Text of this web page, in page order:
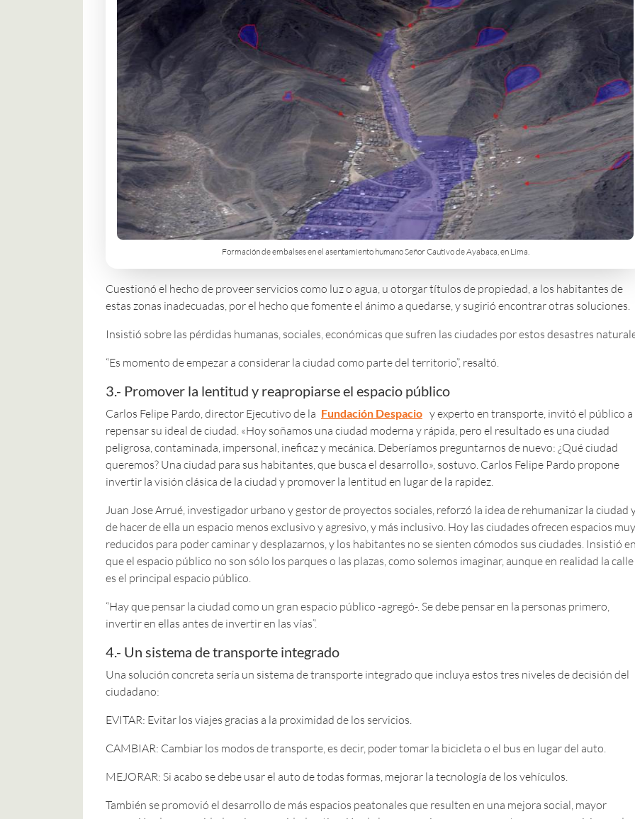
Formación de embalses en el asentamiento humano Señor Cautivo de Ayabaca, en Lima.
Cuestionó el hecho de proveer servicios como luz o agua, u otorgar títulos de propiedad, a los habitantes de
estas zonas inadecuadas, por el hecho que fomente el ánimo a quedarse, y sugirió encontrar otras soluciones.
Insistió sobre las pérdidas humanas, sociales, económicas que sufren las ciudades por estos desastres
“Es momento de empezar a considerar la ciudad como parte del territorio”, resaltó.
3.- Promover la lentitud y reapropiarse el espacio público
Carlos Felipe Pardo, director Ejecutivo de la Fundación Despacio y experto en transporte, invitó el público a
repensar su ideal de ciudad. «Hoy soñamos una ciudad moderna y rápida, pero el resultado es una ciudad
peligrosa, contaminada, impersonal, ineficaz y mecánica. Deberíamos preguntarnos de nuevo: ¿Qué ciudad
queremos? Una ciudad para sus habitantes, que busca el desarrollo», sostuvo. Carlos Felipe Pardo propone
invertir la visión clásica de la ciudad y promover la lentitud en lugar de la rapidez.
Juan Jose Arrué, investigador urbano y gestor de proyectos sociales, reforzó la idea de rehumanizar la ciudad
de hacer de ella un espacio menos exclusivo y agresivo, y más inclusivo. Hoy las ciudades ofrecen espacios muy
reducidos para poder caminar y desplazarnos, y los habitantes no se sienten cómodos sus ciudades. Insistió
que el espacio público no son sólo los parques o las plazas, como solemos imaginar, aunque en realidad la calle
es el principal espacio público.
“Hay que pensar la ciudad como un gran espacio público -agregó-. Se debe pensar en la personas primero,
invertir en ellas antes de invertir en las vías”.
4.- Un sistema de transporte integrado
Una solución concreta sería un sistema de transporte integrado que incluya estos tres niveles de decisión del
ciudadano:
EVITAR: Evitar los viajes gracias a la proximidad de los servicios.
CAMBIAR: Cambiar los modos de transporte, es decir, poder tomar la bicicleta o el bus en lugar del auto.
MEJORAR: Si acabo se debe usar el auto de todas formas, mejorar la tecnología de los vehículos.
También se promovió el desarrollo de más espacios peatonales que resulten en una mejora social, mayor